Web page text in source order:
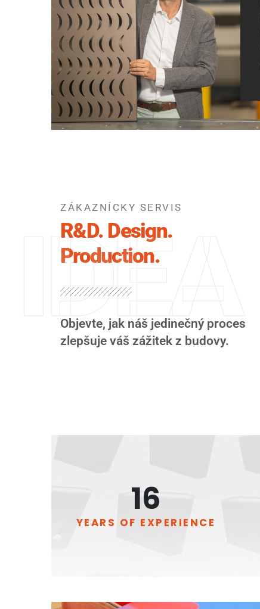
moderní řešení pro kreativní architekturu,
stavebnictví a průmysl. Rádi pro vaše projekty
vyrobíme výrobky z kovu přesně dle vašich
požadavků a nápadů.
IDEA
ZÁKAZNÍCKY SERVIS
R&D. Design.
Production.
Objevte, jak náš jedinečný proces
zlepšuje váš zážitek z budovy.
22+
YEARS OF EXPERIENCE